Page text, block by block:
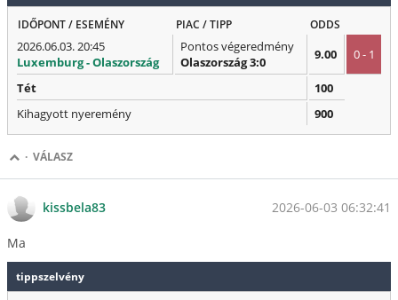
IDŐPONT / ESEMÉNY PIAC / TIPP ODDS
2026.06.03. 20:45
Luxemburg - Olaszország
Pontos végeredmény
Olaszország 3:0
9.00 0 - 1
Tét
100
Kihagyott nyeremény
900
· VÁLASZ
kissbela83 2026-06-03 06:32:41
Ma
tippszelvény